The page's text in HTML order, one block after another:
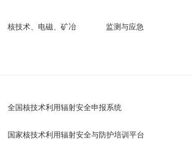
核技术、电磁、矿冶 监测与应急
全国核技术利用辐射安全申报系统
国家核技术利用辐射安全与防护培训平台